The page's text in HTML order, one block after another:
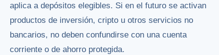
aplica a depósitos elegibles. Si en el futuro se activan
productos de inversión, cripto u otros servicios no
bancarios, no deben confundirse con una cuenta
corriente o de ahorro protegida.